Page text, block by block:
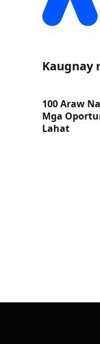
Kaugnay
100 Araw
Mga
Lahat